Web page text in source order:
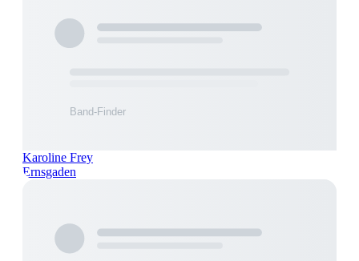
Karoline Frey
Ernsgaden